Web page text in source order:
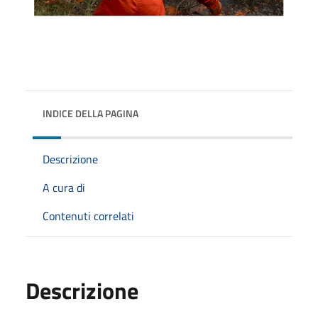
INDICE DELLA PAGINA
Descrizione
A cura di
Contenuti correlati
Descrizione